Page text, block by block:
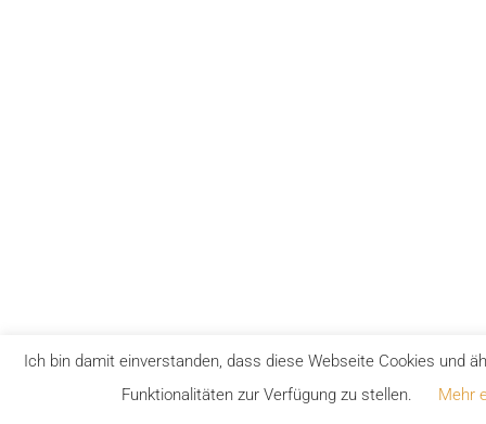
Ich bin damit einverstanden, dass diese Webseite Cookies und
Funktionalitäten zur Verfügung zu stellen.
Mehr